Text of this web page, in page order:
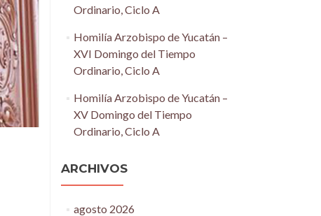
Ordinario, Ciclo A
Homilía Arzobispo de Yucatán –
XVI Domingo del Tiempo
Ordinario, Ciclo A
Homilía Arzobispo de Yucatán –
XV Domingo del Tiempo
Ordinario, Ciclo A
ARCHIVOS
agosto 2026